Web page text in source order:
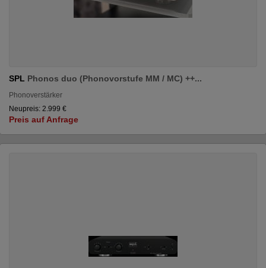
SPL Phonos duo (Phonovorstufe MM / MC) ++...
Phonoverstärker
Neupreis: 2.999 €
Preis auf Anfrage